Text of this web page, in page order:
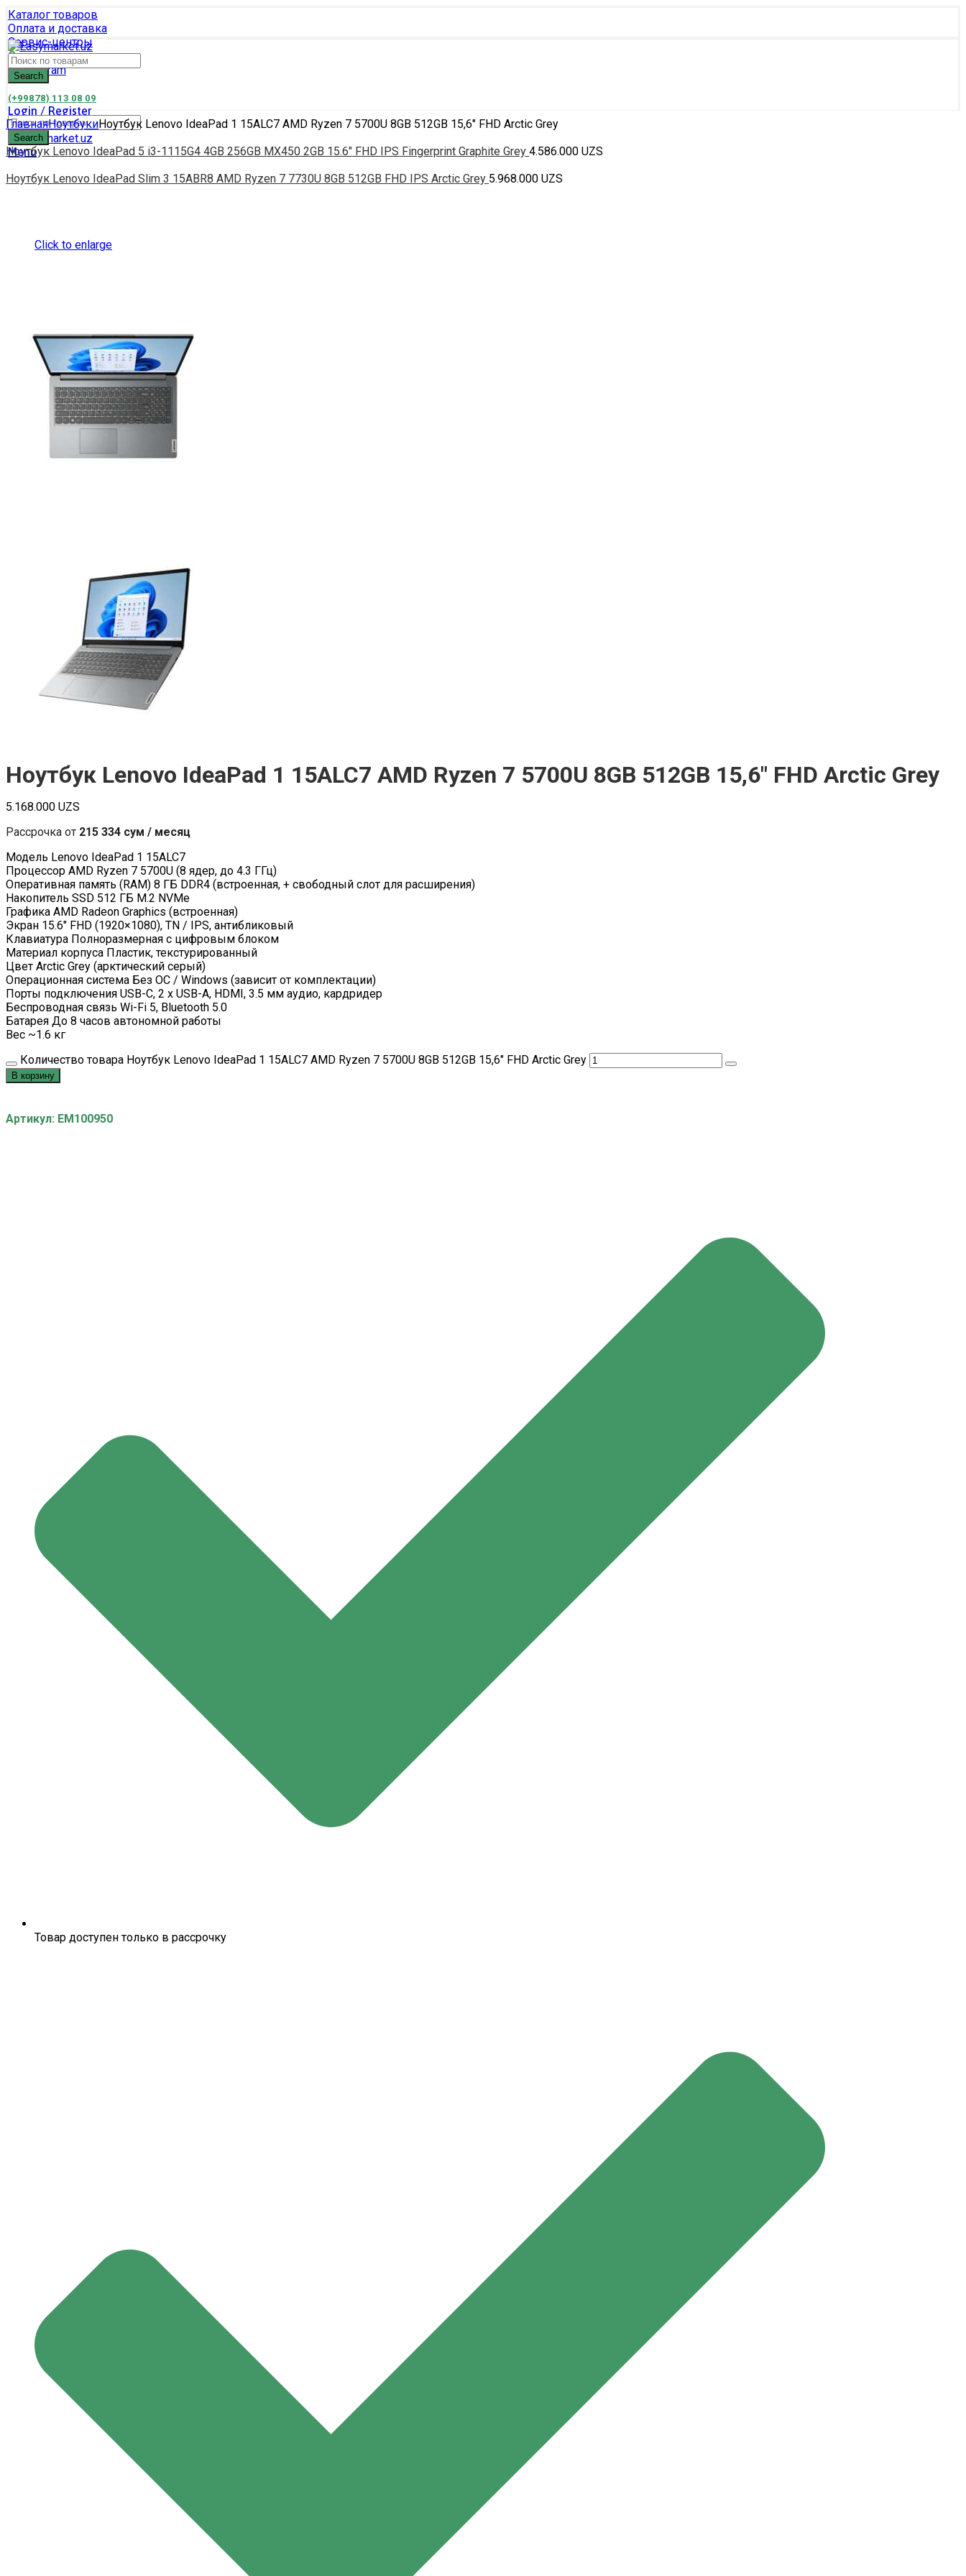
Каталог товаров
Оплата и доставка
Сервис-центры
Связаться с нами
(+99878) 113 08 09
Search
Login / Register
0items/ 0UZS
Menu
Search
ГлавнаяНоутбукиНоутбук Lenovo IdeaPad 1 15ALC7 AMD Ryzen 7 5700U 8GB 512GB 15,6″ FHD Arctic Grey
Ноутбук Lenovo IdeaPad 5 i3-1115G4 4GB 256GB MX450 2GB 15.6" FHD IPS Fingerprint Graphite Grey 4.586.000 UZS
Ноутбук Lenovo IdeaPad Slim 3 15ABR8 AMD Ryzen 7 7730U 8GB 512GB FHD IPS Arctic Grey 5.968.000 UZS
Click to enlarge
Ноутбук Lenovo IdeaPad 1 15ALC7 AMD Ryzen 7 5700U 8GB 512GB 15,6″ FHD Arctic Grey
5.168.000 UZS
Рассрочка от 215 334 сум / месяц
Модель Lenovo IdeaPad 1 15ALC7
Процессор AMD Ryzen 7 5700U (8 ядер, до 4.3 ГГц)
Оперативная память (RAM) 8 ГБ DDR4 (встроенная, + свободный слот для расширения)
Накопитель SSD 512 ГБ M.2 NVMe
Графика AMD Radeon Graphics (встроенная)
Экран 15.6″ FHD (1920×1080), TN / IPS, антибликовый
Клавиатура Полноразмерная с цифровым блоком
Материал корпуса Пластик, текстурированный
Цвет Arctic Grey (арктический серый)
Операционная система Без ОС / Windows (зависит от комплектации)
Порты подключения USB-C, 2 x USB-A, HDMI, 3.5 мм аудио, кардридер
Беспроводная связь Wi-Fi 5, Bluetooth 5.0
Батарея До 8 часов автономной работы
Вес ~1.6 кг
Количество товара Ноутбук Lenovo IdeaPad 1 15ALC7 AMD Ryzen 7 5700U 8GB 512GB 15,6" FHD Arctic Grey
В корзину
Артикул: EM100950
Товар доступен только в рассрочку